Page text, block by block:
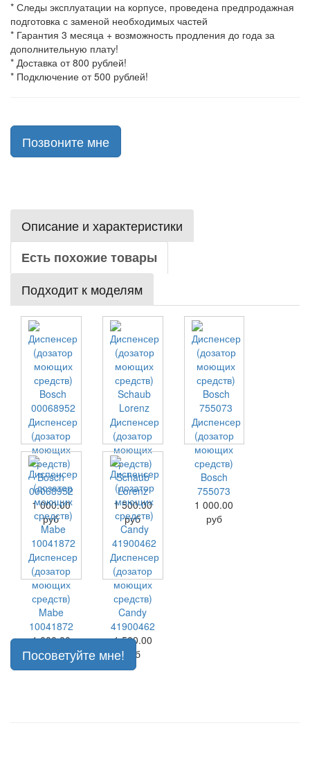
* Следы эксплуатации на корпусе, проведена предпродажная
подготовка с заменой необходимых частей
* Гарантия 3 месяца + возможность продления до года за
дополнительную плату!
* Доставка от 800 рублей!
* Подключение от 500 рублей!
Позвоните мне
Описание и характеристики
Есть похожие товары
Подходит к моделям
Диспенсер
(дозатор
моющих
средств)
Bosch
00068952
1 000.00
руб
Диспенсер
(дозатор
моющих
средств)
Schaub
Lorenz
1 500.00
руб
Диспенсер
(дозатор
моющих
средств)
Bosch
755073
1 000.00
руб
Диспенсер
(дозатор
моющих
средств)
Mabe
10041872
1 000.00
руб
Диспенсер
(дозатор
моющих
средств)
Candy
41900462
1 500.00
руб
Посоветуйте мне!